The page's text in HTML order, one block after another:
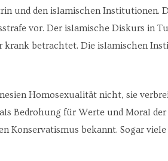
und den islamischen Institutionen.
vor. Der islamische Diskurs in
betrachtet. Die islamischen
Homosexualität nicht, sie
Bedrohung für Werte und Moral
Konservatismus bekannt. Sogar